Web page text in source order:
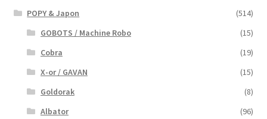
POPY & Japon
(514)
GOBOTS / Machine Robo
(15)
Cobra
(19)
X-or / GAVAN
(15)
Goldorak
(8)
Albator
(96)